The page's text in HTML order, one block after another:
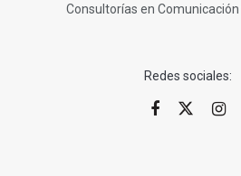
Consultorías en
Redes sociales: